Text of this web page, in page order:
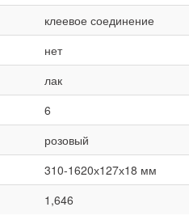
клеевое соединение
нет
лак
6
розовый
310-1620х127х18 мм
1,646